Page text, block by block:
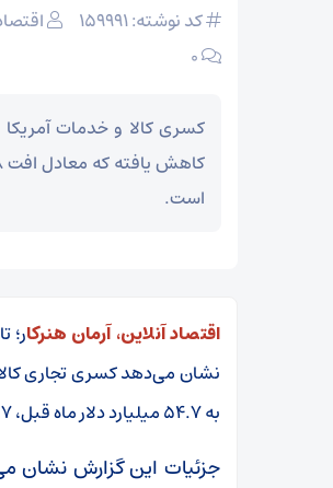
کد نوشته: 159991
۰
است.
اقتصاد آنلاین، آرمان هنرکار؛
به ۵۴.۷ میلیارد دلار ماه قبل، ۲.۷ میلیارد دلار افزایش را ثبت کرده است.